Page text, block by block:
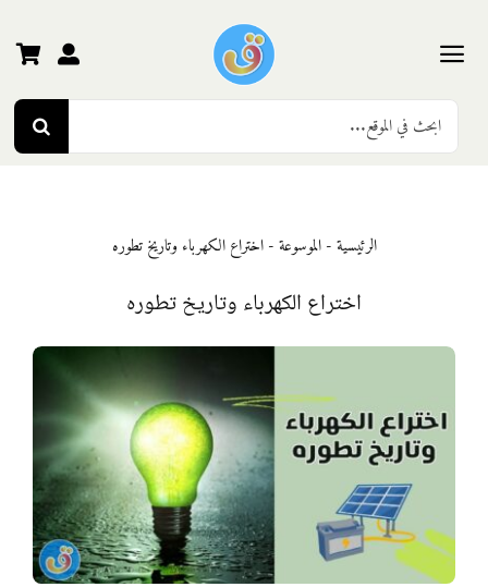
content
Toggle
Navigation
الرئيسية
المرحلة الثانية
المرحلة الثالثة
أنواع الموارد
Search
for:
الرئيسية-الموسوعة-اختراع الكهرباء وتاريخ تطوره
اختراع الكهرباء وتاريخ تطوره